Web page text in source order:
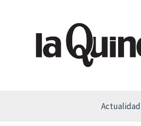
contenido
Actualidad